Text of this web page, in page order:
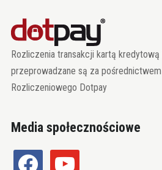
Rozliczenia transakcji kartą
przeprowadzane są za
Rozliczeniowego Dotpay
Media społecznościowe
facebook youtube